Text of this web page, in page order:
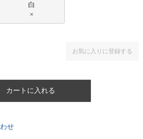
白
×
お気に入りに登録する
カートに入れる
せ